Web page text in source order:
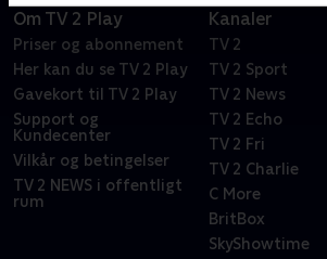
Om TV 2 Play
Priser og abonnement
Her kan du se TV 2 Play
Gavekort til TV 2 Play
Support og
Kundecenter
Vilkår og betingelser
TV 2 NEWS i offentligt
rum
Kanaler
TV 2
TV 2 Sport
TV 2 News
TV 2 Echo
TV 2 Fri
TV 2 Charlie
C More
BritBox
SkyShowtime